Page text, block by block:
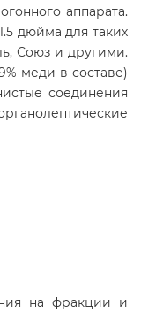
аппарата.
дюйма для таких
Союз и другими.
меди в составе)
соединения
на фракции и